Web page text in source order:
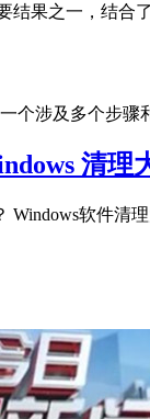
结果之一，结合
个涉及多个步
清理
Windows软件